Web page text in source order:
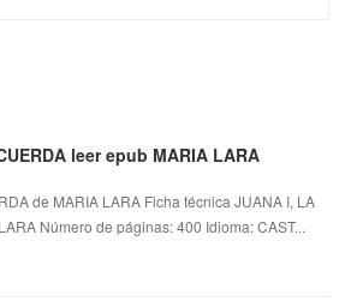
leer epub MARIA LARA
de MARIA LARA Ficha técnica JUANA I, LA
Número de páginas: 400 Idioma: CAST...